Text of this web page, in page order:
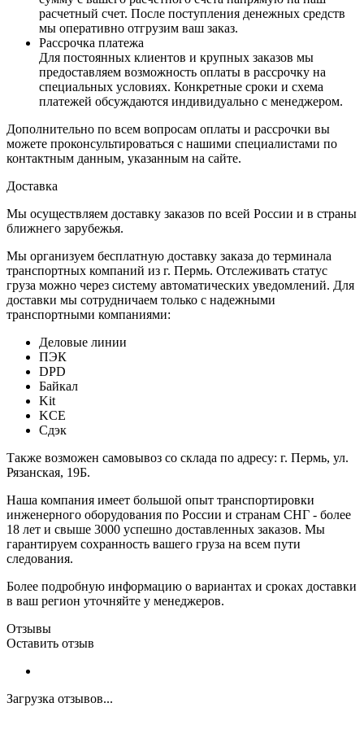
расчетный счет. После поступления денежных средств
мы оперативно отгрузим ваш заказ.
Рассрочка платежа
Для постоянных клиентов и крупных заказов мы
предоставляем возможность оплаты в рассрочку на
специальных условиях. Конкретные сроки и схема
платежей обсуждаются индивидуально с менеджером.
Дополнительно по всем вопросам оплаты и рассрочки вы
можете проконсультироваться с нашими специалистами по
контактным данным, указанным на сайте.
Доставка
Мы осуществляем доставку заказов по всей России и в страны
ближнего зарубежья.
Мы организуем бесплатную доставку заказа до терминала
транспортных компаний из г. Пермь. Отслеживать статус
груза можно через систему автоматических уведомлений. Для
доставки мы сотрудничаем только с надежными
транспортными компаниями:
Деловые линии
ПЭК
DPD
Байкал
Kit
KCE
Сдэк
Также возможен самовывоз со склада по адресу: г. Пермь, ул.
Рязанская, 19Б.
Наша компания имеет большой опыт транспортировки
инженерного оборудования по России и странам СНГ - более
18 лет и свыше 3000 успешно доставленных заказов. Мы
гарантируем сохранность вашего груза на всем пути
следования.
Более подробную информацию о вариантах и сроках доставки
в ваш регион уточняйте у менеджеров.
Отзывы
Оставить отзыв
Загрузка отзывов...